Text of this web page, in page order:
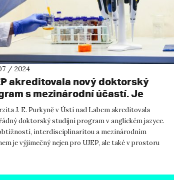
/ 2024
akreditovala nový doktorský
s mezinárodní účastí. Je
pro mladé vědce a vědkyně v
materiálů a biotechnologií
J. E. Purkyně v Ústí nad Labem akreditovala
doktorský studijní program v anglickém jazyce.
interdisciplinaritou a mezinárodním
je výjimečný nejen pro UJEP, ale také v prostoru